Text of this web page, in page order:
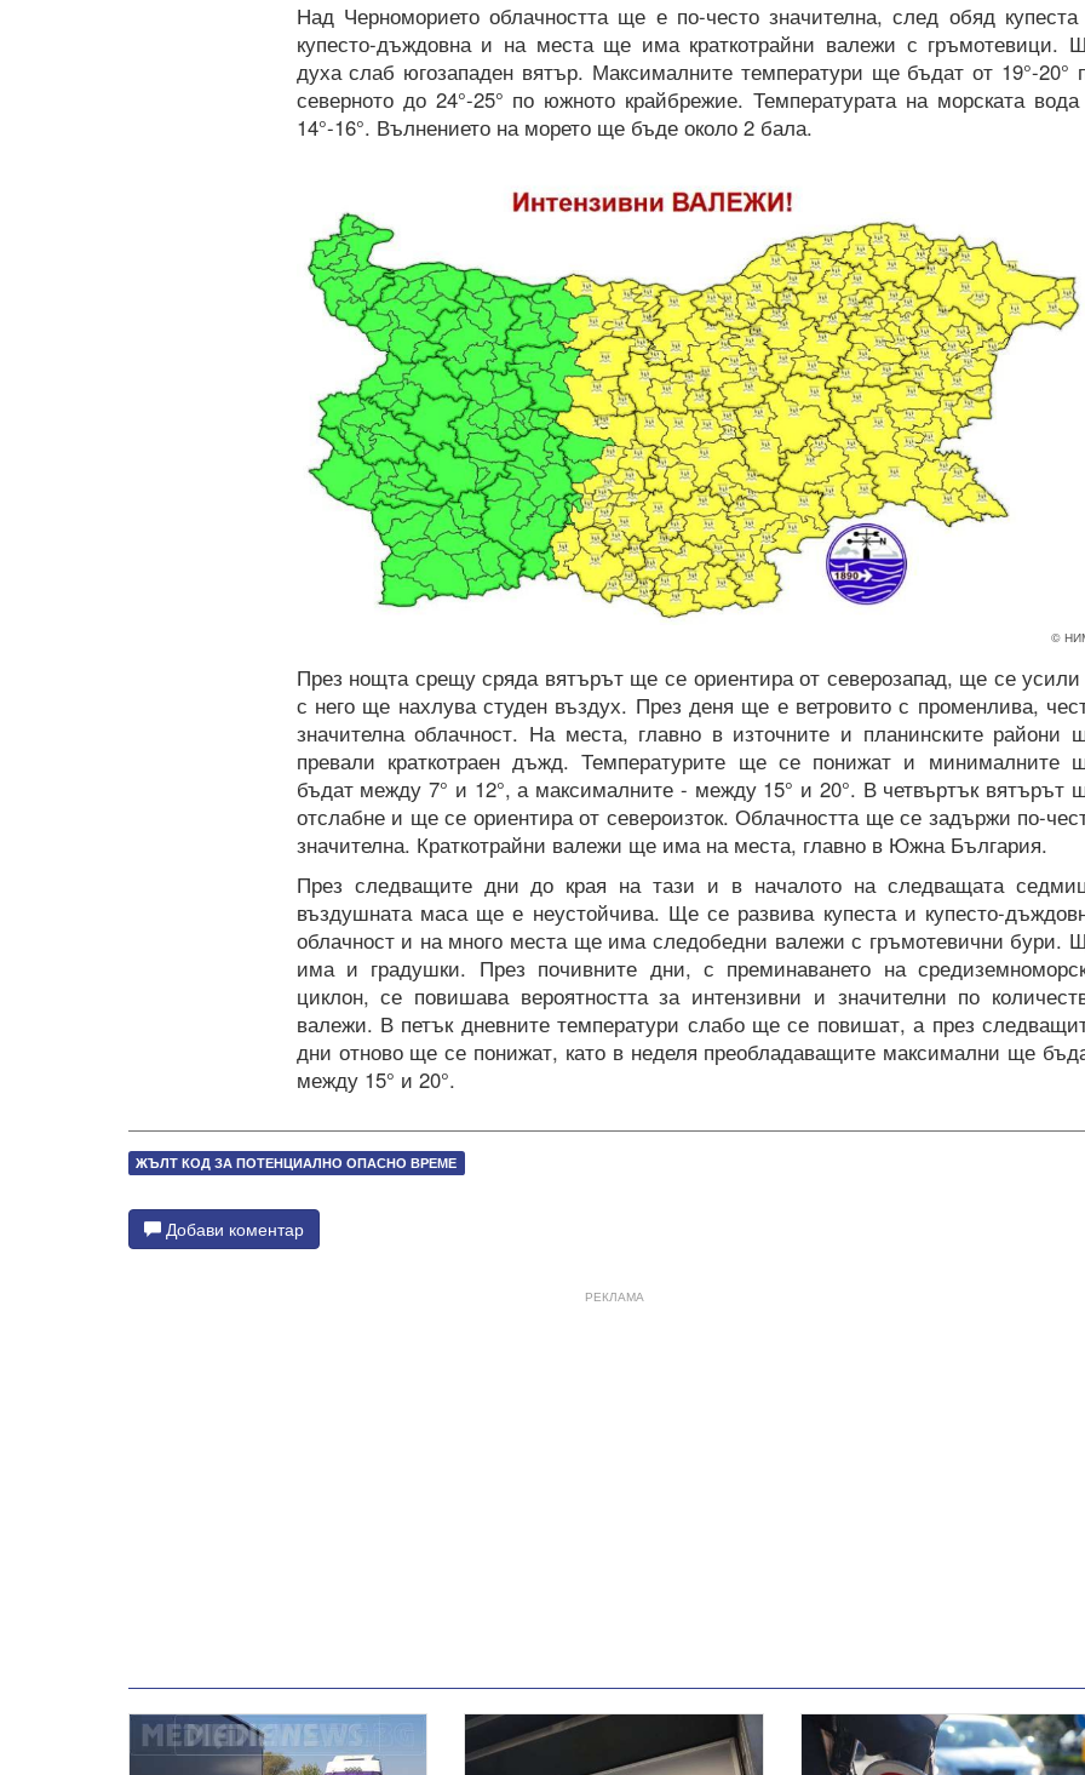
Над Черноморието облачността ще е по-често значителна, след обяд
купесто-дъждовна и на места ще има краткотрайни валежи с гръмотевици.
духа слаб югозападен вятър. Максималните температури ще бъдат от 19°-20°
северното до 24°-25° по южното крайбрежие. Температурата на морската
14°-16°. Вълнението на морето ще бъде около 2 бала.
©
През нощта срещу сряда вятърът ще се ориентира от северозапад, ще се
с него ще нахлува студен въздух. През деня ще е ветровито с променлива,
значителна облачност. На места, главно в източните и планинските райони
превали краткотраен дъжд. Температурите ще се понижат и минималните
бъдат между 7° и 12°, а максималните - между 15° и 20°. В четвъртък вятърът
отслабне и ще се ориентира от североизток. Облачността ще се задържи по-
значителна. Краткотрайни валежи ще има на места, главно в Южна България.
През следващите дни до края на тази и в началото на следващата
въздушната маса ще е неустойчива. Ще се развива купеста и купесто-
облачност и на много места ще има следобедни валежи с гръмотевични бури.
има и градушки. През почивните дни, с преминаването на
циклон, се повишава вероятността за интензивни и значителни по
валежи. В петък дневните температури слабо ще се повишат, а през
дни отново ще се понижат, като в неделя преобладаващите максимални ще
между 15° и 20°.
ЖЪЛТ КОД ЗА ПОТЕНЦИАЛНО ОПАСНО ВРЕМЕ
Добави коментар
РЕКЛАМА